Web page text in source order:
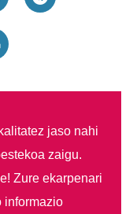
jaso nahi
zaigu.
Zure ekarpenari
informazio